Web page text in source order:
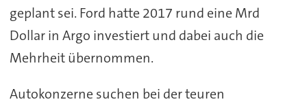
geplant sei. Ford hatte 2017 rund eine Mrd
Dollar in Argo investiert und dabei auch die
Mehrheit übernommen.
Autokonzerne suchen bei der teuren